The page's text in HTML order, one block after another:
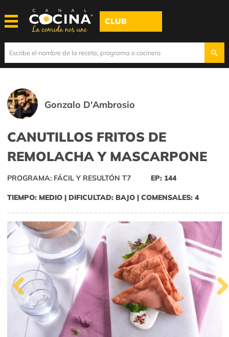
CLUB
Gonzalo D'Ambrosio
CANUTILLOS FRITOS DE
REMOLACHA Y MASCARPONE
PROGRAMA: FÁCIL Y RESULTÓN T7 EP: 144
TIEMPO: MEDIO | DIFICULTAD: BAJO | COMENSALES: 4
Previous